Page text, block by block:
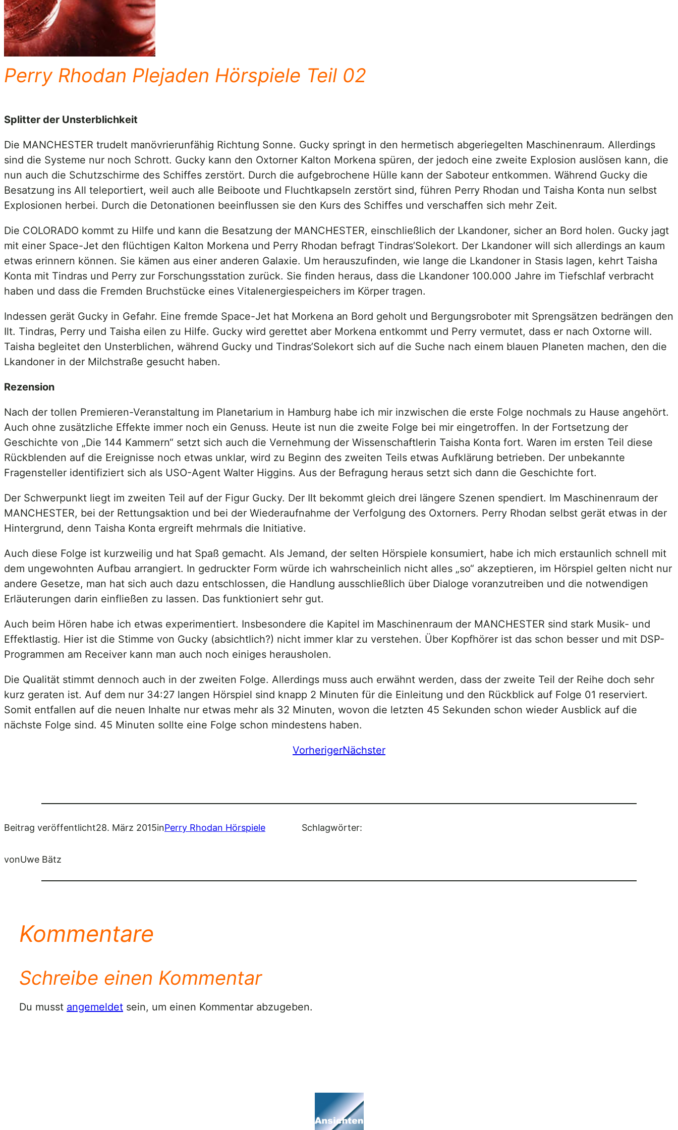
Perry Rhodan Plejaden Hörspiele Teil 02
Splitter der Unsterblichkeit
Die MANCHESTER trudelt manövrierunfähig Richtung Sonne. Gucky springt in den hermetisch abgeriegelten Maschinenraum. Allerdings
sind die Systeme nur noch Schrott. Gucky kann den Oxtorner Kalton Morkena spüren, der jedoch eine zweite Explosion auslösen kann, die
nun auch die Schutzschirme des Schiffes zerstört. Durch die aufgebrochene Hülle kann der Saboteur entkommen. Während Gucky die
Besatzung ins All teleportiert, weil auch alle Beiboote und Fluchtkapseln zerstört sind, führen Perry Rhodan und Taisha Konta nun selbst
Explosionen herbei. Durch die Detonationen beeinflussen sie den Kurs des Schiffes und verschaffen sich mehr Zeit.
Die COLORADO kommt zu Hilfe und kann die Besatzung der MANCHESTER, einschließlich der Lkandoner, sicher an Bord holen. Gucky jagt
mit einer Space-Jet den flüchtigen Kalton Morkena und Perry Rhodan befragt Tindras’Solekort. Der Lkandoner will sich allerdings an kaum
etwas erinnern können. Sie kämen aus einer anderen Galaxie. Um herauszufinden, wie lange die Lkandoner in Stasis lagen, kehrt Taisha
Konta mit Tindras und Perry zur Forschungsstation zurück. Sie finden heraus, dass die Lkandoner 100.000 Jahre im Tiefschlaf verbracht
haben und dass die Fremden Bruchstücke eines Vitalenergiespeichers im Körper tragen.
Indessen gerät Gucky in Gefahr. Eine fremde Space-Jet hat Morkena an Bord geholt und Bergungsroboter mit Sprengsätzen bedrängen den
Ilt. Tindras, Perry und Taisha eilen zu Hilfe. Gucky wird gerettet aber Morkena entkommt und Perry vermutet, dass er nach Oxtorne will.
Taisha begleitet den Unsterblichen, während Gucky und Tindras’Solekort sich auf die Suche nach einem blauen Planeten machen, den die
Lkandoner in der Milchstraße gesucht haben.
Rezension
Nach der tollen Premieren-Veranstaltung im Planetarium in Hamburg habe ich mir inzwischen die erste Folge nochmals zu Hause angehört.
Auch ohne zusätzliche Effekte immer noch ein Genuss. Heute ist nun die zweite Folge bei mir eingetroffen. In der Fortsetzung der
Geschichte von „Die 144 Kammern“ setzt sich auch die Vernehmung der Wissenschaftlerin Taisha Konta fort. Waren im ersten Teil diese
Rückblenden auf die Ereignisse noch etwas unklar, wird zu Beginn des zweiten Teils etwas Aufklärung betrieben. Der unbekannte
Fragensteller identifiziert sich als USO-Agent Walter Higgins. Aus der Befragung heraus setzt sich dann die Geschichte fort.
Der Schwerpunkt liegt im zweiten Teil auf der Figur Gucky. Der Ilt bekommt gleich drei längere Szenen spendiert. Im Maschinenraum der
MANCHESTER, bei der Rettungsaktion und bei der Wiederaufnahme der Verfolgung des Oxtorners. Perry Rhodan selbst gerät etwas in der
Hintergrund, denn Taisha Konta ergreift mehrmals die Initiative.
Auch diese Folge ist kurzweilig und hat Spaß gemacht. Als Jemand, der selten Hörspiele konsumiert, habe ich mich erstaunlich schnell mit
dem ungewohnten Aufbau arrangiert. In gedruckter Form würde ich wahrscheinlich nicht alles „so“ akzeptieren, im Hörspiel gelten nicht nur
andere Gesetze, man hat sich auch dazu entschlossen, die Handlung ausschließlich über Dialoge voranzutreiben und die notwendigen
Erläuterungen darin einfließen zu lassen. Das funktioniert sehr gut.
Auch beim Hören habe ich etwas experimentiert. Insbesondere die Kapitel im Maschinenraum der MANCHESTER sind stark Musik- und
Effektlastig. Hier ist die Stimme von Gucky (absichtlich?) nicht immer klar zu verstehen. Über Kopfhörer ist das schon besser und mit DSP-
Programmen am Receiver kann man auch noch einiges herausholen.
Die Qualität stimmt dennoch auch in der zweiten Folge. Allerdings muss auch erwähnt werden, dass der zweite Teil der Reihe doch sehr
kurz geraten ist. Auf dem nur 34:27 langen Hörspiel sind knapp 2 Minuten für die Einleitung und den Rückblick auf Folge 01 reserviert.
Somit entfallen auf die neuen Inhalte nur etwas mehr als 32 Minuten, wovon die letzten 45 Sekunden schon wieder Ausblick auf die
nächste Folge sind. 45 Minuten sollte eine Folge schon mindestens haben.
VorherigerNächster
Beitrag veröffentlicht28. März 2015inPerry Rhodan Hörspiele
vonUwe Bätz
Schlagwörter:
Kommentare
Schreibe einen Kommentar
Du musst angemeldet sein, um einen Kommentar abzugeben.